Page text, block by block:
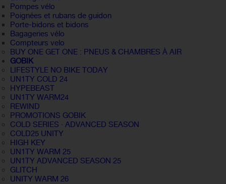
Pompes vélo
Poignées et rubans de guidon
Porte-bidons et bidons
Bagageries vélo
Compteurs velo
BUY ONE GET ONE : PNEUS & CHAMBRES À AIR
GOBIK
LIFESTYLE NO BIKE TODAY
UN1TY COLD 24
HYPEBEAST
UN1TY WARM24
REWIND
PROMOTIONS GOBIK
COLD SERIES · ADVANCED SEASON
COLD25 UNITY
HIGH KEY
UN1TY WARM 25
UN1TY ADVANCED SEASON 25
GLITCH
UNITY WARM 26